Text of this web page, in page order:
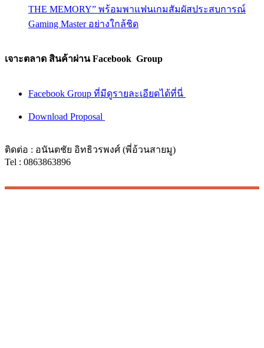
THE MEMORY” พร้อมพาแฟนเกมสัมผัสประสบการณ์
Gaming Master อย่างใกล้ชิด
เจาะตลาด สินค้าผ่าน Facebook Group
Facebook Group ที่มีดูรายละเอียดได้ที่นี่
Download Proposal
ติดต่อ : อนันตชัย อิทธิวรพงศ์ (พี่อ้วนสายมู)
Tel : 0863863896